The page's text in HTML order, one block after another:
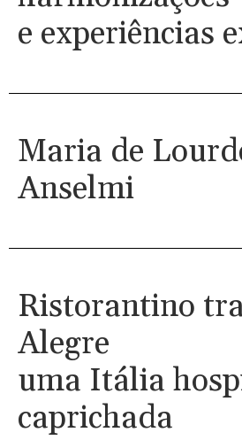
e experiências
Maria de
Anselmi
Ristorantino
Alegre
uma Itália
caprichada